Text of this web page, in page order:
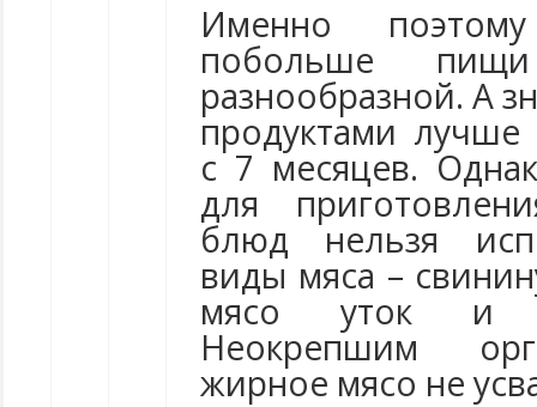
Именно
побольше
разнообразной. А
продуктами
с 7 месяцев.
для
блюд нельзя
виды мяса –
мясо уток и
Неокрепшим
жирное мясо не